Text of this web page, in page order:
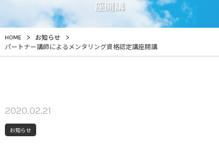
座開講
HOME > お知らせ >
パートナー講師によるメンタリング資格認定講座開講
2020.02.21
お知らせ